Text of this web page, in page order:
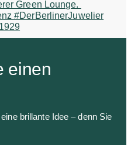
einen
brillante Idee – denn Sie